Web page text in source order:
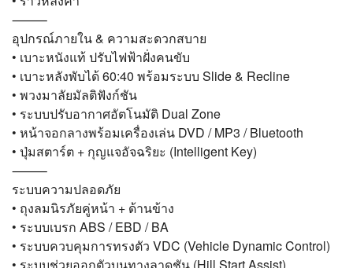
⸻
อุปกรณ์ภายใน & ความสะดวกสบาย
• เบาะหนังแท้ ปรับไฟฟ้าฝั่งคนขับ
• เบาะหลังพับได้ 60:40 พร้อมระบบ Slide & Recline
• พวงมาลัยมัลติฟังก์ชัน
• ระบบปรับอากาศอัตโนมัติ Dual Zone
• หน้าจอกลางพร้อมเครื่องเล่น DVD / MP3 / Bluetooth
• ปุ่มสตาร์ต + กุญแจอัจฉริยะ (Intelligent Key)
⸻
ระบบความปลอดภัย
• ถุงลมนิรภัยคู่หน้า + ด้านข้าง
• ระบบเบรก ABS / EBD / BA
• ระบบควบคุมการทรงตัว VDC (Vehicle Dynamic Control)
• ระบบช่วยออกตัวบนทางลาดชัน (Hill Start Assist)